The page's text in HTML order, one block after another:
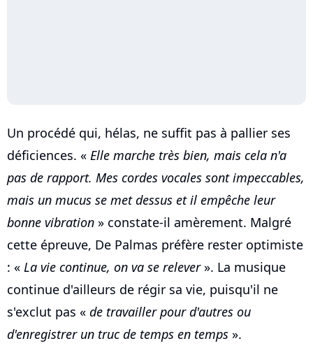
Un procédé qui, hélas, ne suffit pas à pallier ses
déficiences. « Elle marche très bien, mais cela n'a
pas de rapport. Mes cordes vocales sont impeccables,
mais un mucus se met dessus et il empêche leur
bonne vibration » constate-il amèrement. Malgré
cette épreuve, De Palmas préfère rester optimiste
: « La vie continue, on va se relever». La musique
continue d'ailleurs de régir sa vie, puisqu'il ne
s'exclut pas « de travailler pour d'autres ou
d'enregistrer un truc de temps en temps ».